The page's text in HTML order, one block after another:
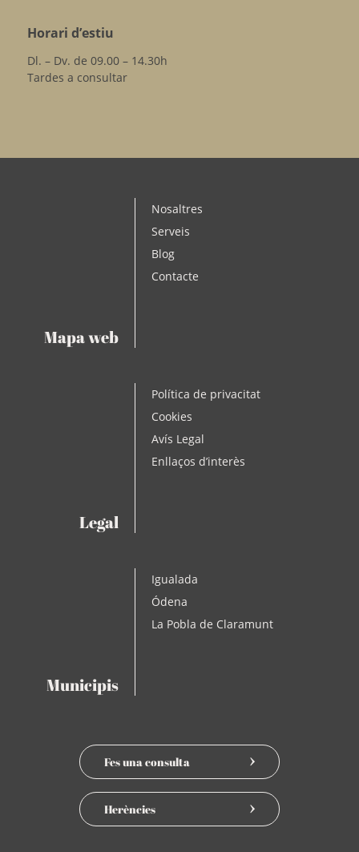
Horari d’estiu
Dl. – Dv. de 09.00 – 14.30h
Tardes a consultar
Mapa web
Nosaltres
Serveis
Blog
Contacte
Legal
Política de privacitat
Cookies
Avís Legal
Enllaços d’interès
Municipis
Igualada
Ódena
La Pobla de Claramunt
Fes una consulta
Herències